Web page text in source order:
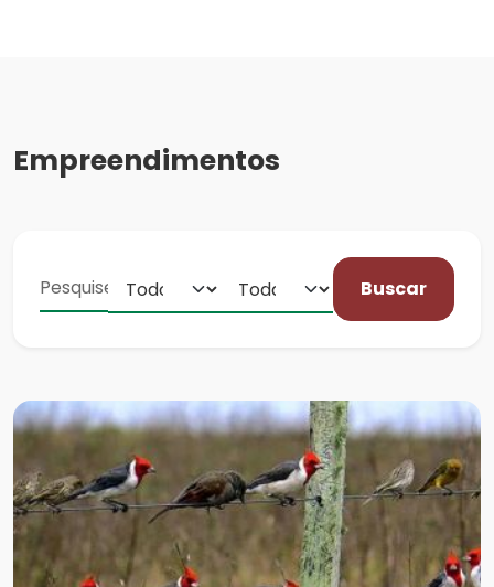
Empreendimentos
Buscar